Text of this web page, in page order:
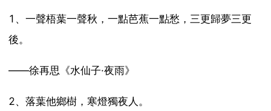
1、一聲梧葉一聲秋，一點芭蕉一點愁，三更歸夢三更
後。
——徐再思《水仙子·夜雨》
2、落葉他鄉樹，寒燈獨夜人。